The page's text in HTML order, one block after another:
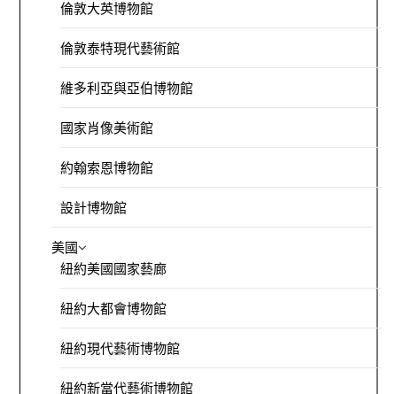
倫敦大英博物館
倫敦泰特現代藝術館
維多利亞與亞伯博物館
國家肖像美術館
約翰索恩博物館
設計博物館
美國
紐約美國國家藝廊
紐約大都會博物館
紐約現代藝術博物館
紐約新當代藝術博物館